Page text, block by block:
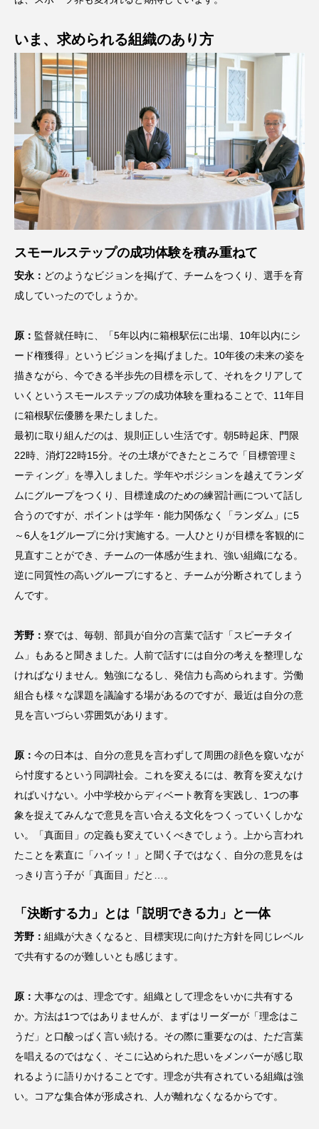
いま、求められる組織のあり方
スモールステップの成功体験を積み重ねて
安永： どのようなビジョンを掲げて、チームをつくり、選手を育
成していったのでしょうか。
原： 監督就任時に、「5年以内に箱根駅伝に出場、10年以内にシ
ード権獲得」というビジョンを掲げました。10年後の未来の姿を
描きながら、今できる半歩先の目標を示して、それをクリアして
いくというスモールステップの成功体験を重ねることで、11年目
に箱根駅伝優勝を果たしました。
最初に取り組んだのは、規則正しい生活です。朝5時起床、門限
22時、消灯22時15分。その土壌ができたところで「目標管理ミ
ーティング」を導入しました。学年やポジションを越えてランダ
ムにグループをつくり、目標達成のための練習計画について話し
合うのですが、ポイントは学年・能力関係なく「ランダム」に5
～6人を1グループに分け実施する。一人ひとりが目標を客観的に
見直すことができ、チームの一体感が生まれ、強い組織になる。
逆に同質性の高いグループにすると、チームが分断されてしまう
んです。
芳野： 寮では、毎朝、部員が自分の言葉で話す「スピーチタイ
ム」もあると聞きました。人前で話すには自分の考えを整理しな
ければなりません。勉強になるし、発信力も高められます。労働
組合も様々な課題を議論する場があるのですが、最近は自分の意
見を言いづらい雰囲気があります。
原： 今の日本は、自分の意見を言わずして周囲の顔色を窺いなが
ら忖度するという同調社会。これを変えるには、教育を変えなけ
ればいけない。小中学校からディベート教育を実践し、1つの事
象を捉えてみんなで意見を言い合える文化をつくっていくしかな
い。「真面目」の定義も変えていくべきでしょう。上から言われ
たことを素直に「ハイッ！」と聞く子ではなく、自分の意見をは
っきり言う子が「真面目」だと…。
「決断する力」とは 「説明できる力」と一体
芳野： 組織が大きくなると、目標実現に向けた方針を同じレベル
で共有するのが難しいとも感じます。
原： 大事なのは、理念です。組織として理念をいかに共有する
か。方法は1つではありませんが、まずはリーダーが「理念はこ
うだ」と口酸っぱく言い続ける。その際に重要なのは、ただ言葉
を唱えるのではなく、そこに込められた思いをメンバーが感じ取
れるように語りかけることです。理念が共有されている組織は強
い。コアな集合体が形成され、人が離れなくなるからです。